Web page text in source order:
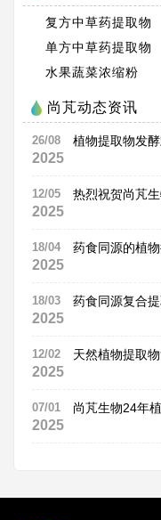
复方中草药提取物
单方中草药提取物
水果蔬菜浓缩粉
尚芃动态资讯
26/08
2025
植物提取物发
12/05
2025
热烈祝贺尚芃
18/04
2025
药食同源的植
18/03
2025
药食同源复合
12/02
2025
天然植物提取
07/01
2025
尚芃生物24年